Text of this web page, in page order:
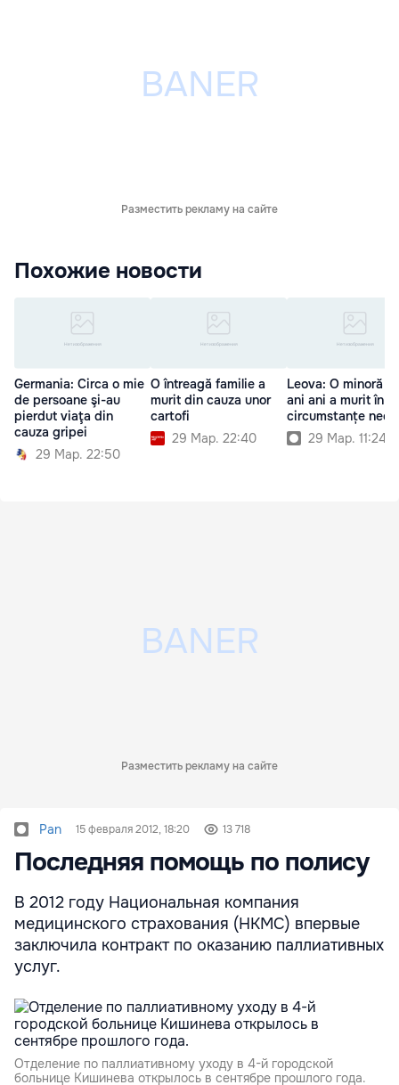
Разместить рекламу на сайте
Похожие новости
Germania: Circa o mie
de persoane şi-au
pierdut viaţa din
cauza gripei
29 Мар. 22:50
O întreagă familie a
murit din cauza unor
cartofi
29 Мар. 22:40
Leova: O minoră
ani ani a murit în
circumstanțe
29 Мар. 11:24
Разместить рекламу на сайте
Pan 15 февраля 2012, 18:20 13 718
Последняя помощь по полису
В 2012 году Национальная компания
медицинского страхования (НКМС) впервые
заключила контракт по оказанию паллиативных
услуг.
Отделение по паллиативному уходу в 4-й городской
больнице Кишинева открылось в сентябре прошлого года.